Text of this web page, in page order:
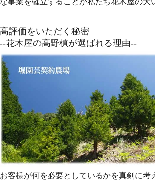
な事業を確立することが私たち花木屋の大
高評価をいただく秘密
--花木屋の高野槙が選ばれる理由--
お客様が何を必要としているかを真剣に考